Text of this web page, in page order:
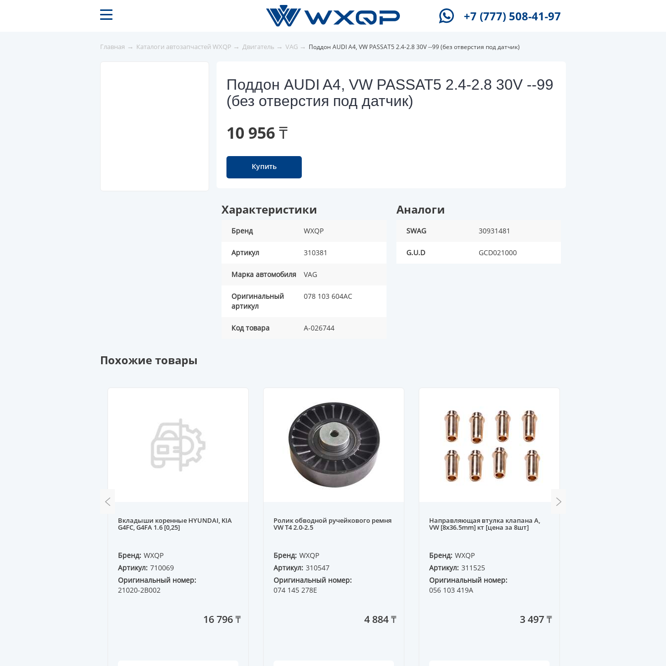
+7 (777) 508-41-97
Главная → Каталоги автозапчастей WXQP → Двигатель → VAG → Поддон AUDI A4, VW PASSAT5 2.4-2.8 30V --99 (без отверстия под датчик)
Поддон AUDI A4, VW PASSAT5 2.4-2.8 30V --99
(без отверстия под датчик)
10 956 ₸
Купить
Характеристики
Бренд WXQP
Артикул 310381
Марка автомобиля VAG
Оригинальный
артикул
078 103 604AC
Код товара A-026744
Аналоги
SWAG 30931481
G.U.D GCD021000
Похожие товары
Вкладыши коренные HYUNDAI, KIA
G4FC, G4FA 1.6 [0,25]
Бренд: WXQP
Артикул: 710069
Оригинальный номер:
21020-2B002
16 796 ₸
Ролик обводной ручейкового ремня
VW T4 2.0-2.5
Бренд: WXQP
Артикул: 310547
Оригинальный номер:
074 145 278E
4 884 ₸
Направляющая втулка клапана A,
VW [8x36.5mm] кт [цена за 8шт]
Бренд: WXQP
Артикул: 311525
Оригинальный номер:
056 103 419A
3 497 ₸